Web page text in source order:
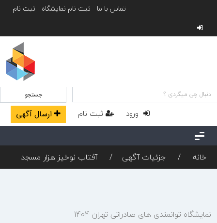
تماس با ما ثبت نام نمایشگاه ثبت نام
جستجو
ورود ثبت نام ارسال آگهی
خانه جزئیات آگهی آفتاب نوخیز هزار مسجد
نمایشگاه توانمندی های صادراتی تهران 1404